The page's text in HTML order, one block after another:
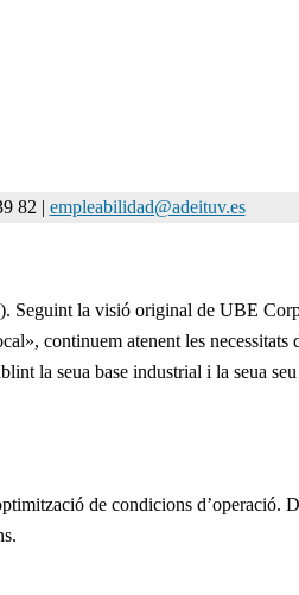
82 | empleabilidad@adeituv.es
Seguint la visió original de UBE
continuem atenent les necessitats
la seua base industrial i la seua
de condicions d’operació.